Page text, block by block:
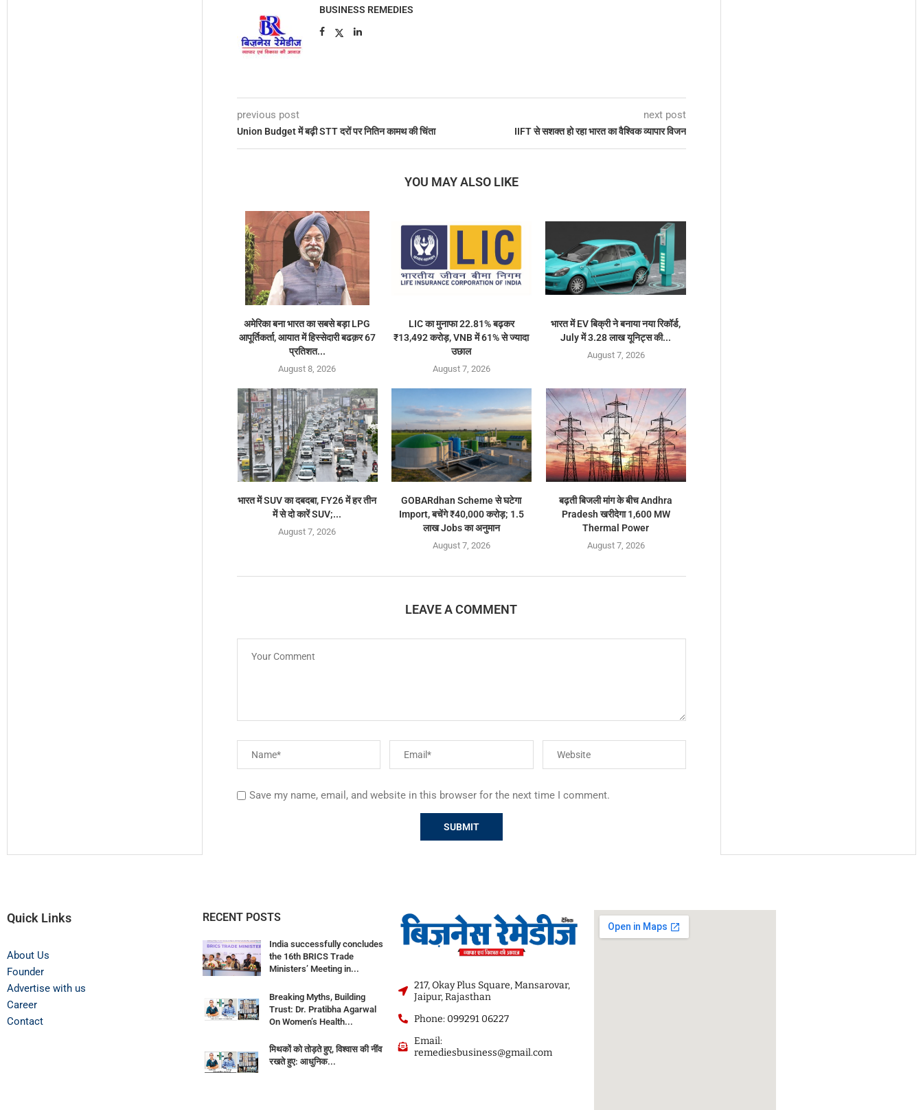
BUSINESS REMEDIES
previous post
Union Budget में बढ़ी STT दरों पर नितिन कामथ की चिंता
next post
IIFT से सशक्त हो रहा भारत का वैश्विक व्यापार विजन
YOU MAY ALSO LIKE
अमेरिका बना भारत का सबसे बड़ा LPG
आपूर्तिकर्ता, आयात में हिस्सेदारी बढक़र 67
प्रतिशत...
August 8, 2026
LIC का मुनाफा 22.81% बढ़कर
₹13,492 करोड़, VNB में 61% से ज्यादा
उछाल
August 7, 2026
भारत में EV बिक्री ने बनाया नया रिकॉर्ड,
July में 3.28 लाख यूनिट्स की...
August 7, 2026
भारत में SUV का दबदबा, FY26 में हर तीन
में से दो कारें SUV;...
August 7, 2026
GOBARdhan Scheme से घटेगा
Import, बचेंगे ₹40,000 करोड़; 1.5
लाख Jobs का अनुमान
August 7, 2026
बढ़ती बिजली मांग के बीच Andhra
Pradesh खरीदेगा 1,600 MW
Thermal Power
August 7, 2026
LEAVE A COMMENT
Save my name, email, and website in this browser for the next time I comment.
Quick Links
About Us
Founder
Advertise with us
Career
Contact
RECENT POSTS
India successfully concludes
the 16th BRICS Trade
Ministers’ Meeting in...
Breaking Myths, Building
Trust: Dr. Pratibha Agarwal
On Women’s Health...
मिथकों को तोड़ते हुए, विश्वास की नींव
रखते हुए: आधुनिक...
217, Okay Plus Square, Mansarovar,
Jaipur, Rajasthan
Phone: 099291 06227
Email:
remediesbusiness@gmail.com